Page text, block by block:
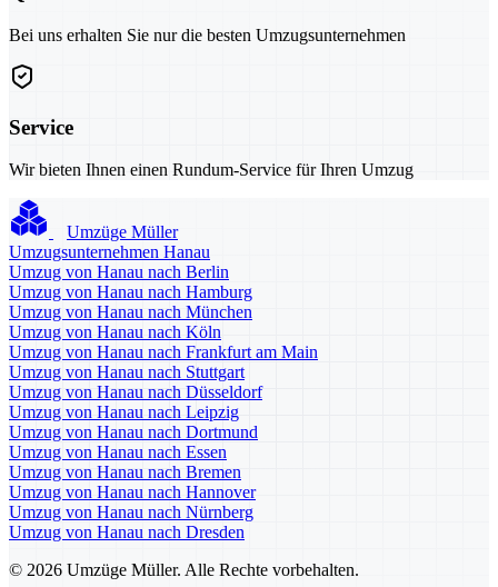
Bei uns erhalten Sie nur die besten Umzugsunternehmen
Service
Wir bieten Ihnen einen Rundum-Service für Ihren Umzug
Umzüge Müller
Umzugsunternehmen Hanau
Umzug von Hanau nach Berlin
Umzug von Hanau nach Hamburg
Umzug von Hanau nach München
Umzug von Hanau nach Köln
Umzug von Hanau nach Frankfurt am Main
Umzug von Hanau nach Stuttgart
Umzug von Hanau nach Düsseldorf
Umzug von Hanau nach Leipzig
Umzug von Hanau nach Dortmund
Umzug von Hanau nach Essen
Umzug von Hanau nach Bremen
Umzug von Hanau nach Hannover
Umzug von Hanau nach Nürnberg
Umzug von Hanau nach Dresden
© 2026 Umzüge Müller. Alle Rechte vorbehalten.